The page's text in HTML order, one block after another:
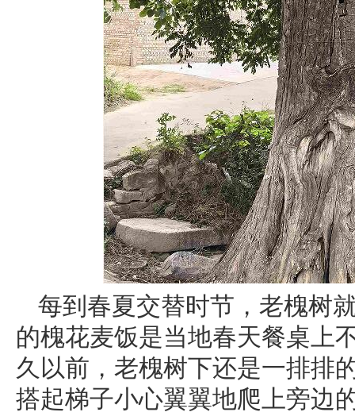
每到春夏交替时节，老槐树
的槐花麦饭是当地春天餐桌上
久以前，老槐树下还是一排排
搭起梯子小心翼翼地爬上旁边